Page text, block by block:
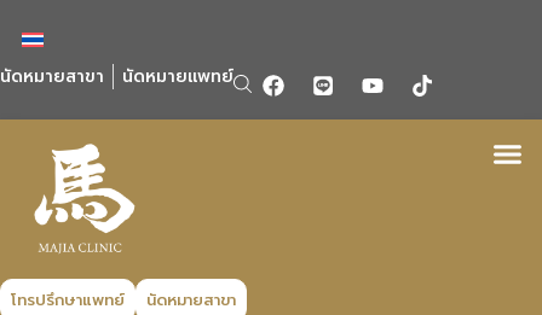
นัดหมายสาขา นัดหมายแพทย์
โทรปรึกษาแพทย์ นัดหมายสาขา